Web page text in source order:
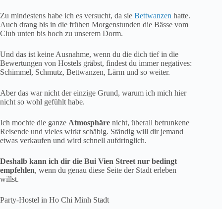
Zu mindestens habe ich es versucht, da sie Bettwanzen hatte.
Auch drang bis in die frühen Morgenstunden die Bässe vom
Club unten bis hoch zu unserem Dorm.
Und das ist keine Ausnahme, wenn du die dich tief in die
Bewertungen von Hostels gräbst, findest du immer negatives:
Schimmel, Schmutz, Bettwanzen, Lärm und so weiter.
Aber das war nicht der einzige Grund, warum ich mich hier
nicht so wohl gefühlt habe.
Ich mochte die ganze Atmosphäre nicht, überall betrunkene
Reisende und vieles wirkt schäbig. Ständig will dir jemand
etwas verkaufen und wird schnell aufdringlich.
Deshalb kann ich dir die Bui Vien Street nur bedingt
empfehlen, wenn du genau diese Seite der Stadt erleben
willst.
Party-Hostel in Ho Chi Minh Stadt